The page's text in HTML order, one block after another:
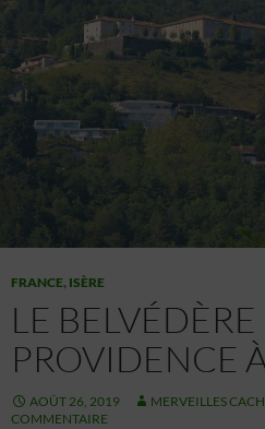
FRANCE, ISÈRE
LE
PROVIDENCE
AOÛT 26, 2019 MERVEILLES
COMMENTAIRE